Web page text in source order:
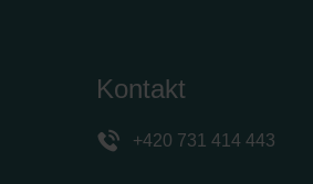
Kontakt
+420 731 414 443